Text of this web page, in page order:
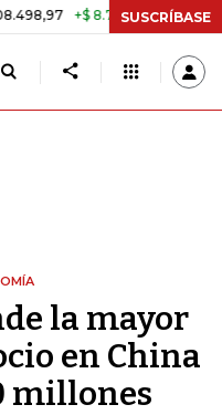
+$ 8.753,81 +2,19%
SUSCRÍBASE
la mayor
en China
millones